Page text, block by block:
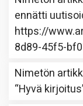
ennätti
https://
8d89-45f5-
Nimetön
“Hyvä kirjoitus